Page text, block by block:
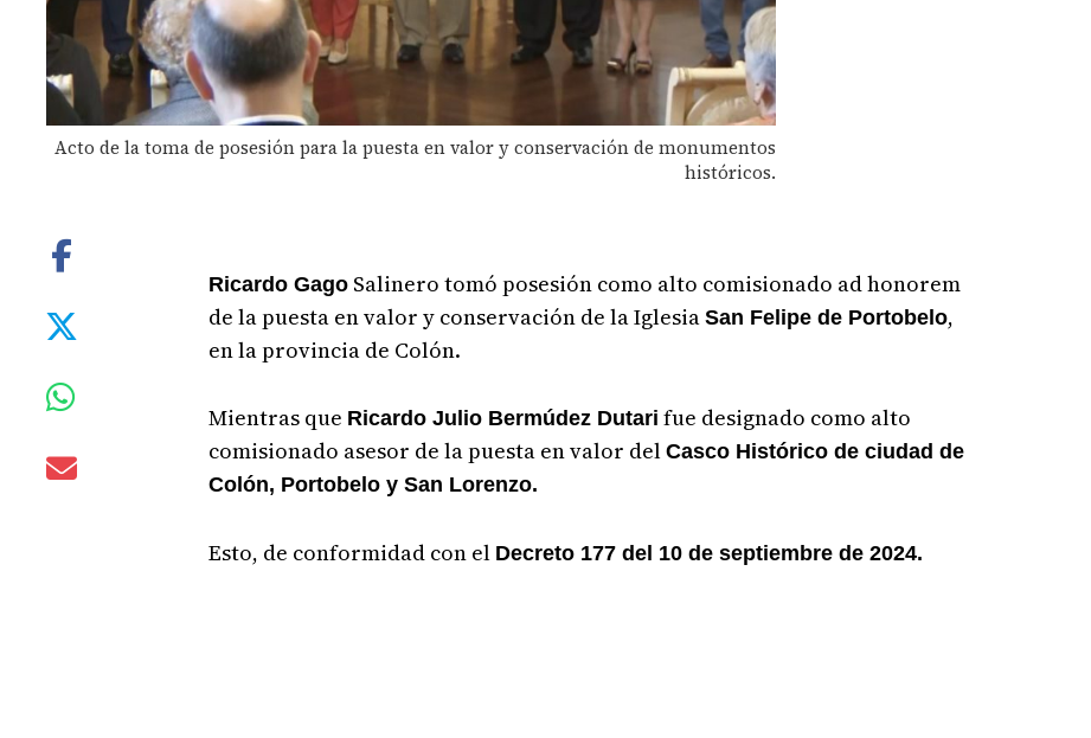
Acto de la toma de posesión para la puesta en valor y conservación de monumentos
históricos.
Ricardo GagoSalinero tomó posesión como alto comisionado ad honorem
de la puesta en valor y conservación de la Iglesia San Felipe de Portobelo,
en la provincia de Colón.
Mientras que Ricardo Julio Bermúdez Dutari fue designado como alto
comisionado asesor de la puesta en valor del Casco Histórico de ciudad de
Colón, Portobelo y San Lorenzo.
Esto, de conformidad con el Decreto 177 del 10 de septiembre de 2024.